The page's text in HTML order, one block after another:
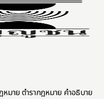
มาย ตำรากฎหมาย คำอธิบาย